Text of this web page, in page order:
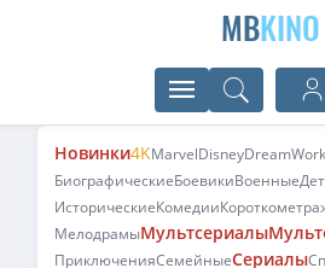
MBKINO
Новинки4KMarvelDisney
БиографическиеБоевикиВоенные
ИсторическиеКомедии
МелодрамыМультсериалы
ПриключенияСемейныеСериалы